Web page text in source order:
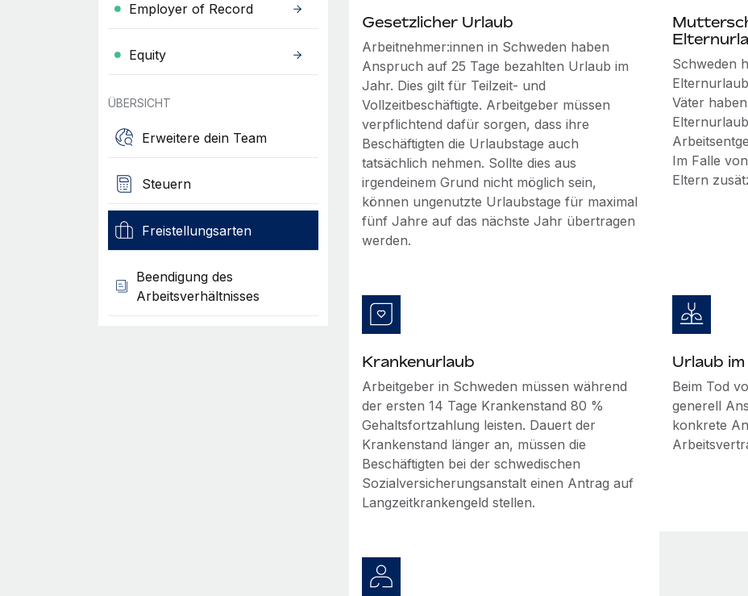
Employer of Record
Equity
ÜBERSICHT
Erweitere dein Team
Steuern
Freistellungsarten
Beendigung des
Arbeitsverhältnisses
Gesetzlicher Urlaub
Arbeitnehmer:innen in Schweden haben
Anspruch auf 25 Tage bezahlten Urlaub im
Jahr. Dies gilt für Teilzeit- und
Vollzeitbeschäftigte. Arbeitgeber müssen
verpflichtend dafür sorgen, dass ihre
Beschäftigten die Urlaubstage auch
tatsächlich nehmen. Sollte dies aus
irgendeinem Grund nicht möglich sein,
können ungenutzte Urlaubstage für maximal
fünf Jahre auf das nächste Jahr übertragen
werden.
Schweden
Väter
Im Falle
Eltern
Krankenurlaub
Arbeitgeber in Schweden müssen während
der ersten 14 Tage Krankenstand 80 %
Gehaltsfortzahlung leisten. Dauert der
Krankenstand länger an, müssen die
Beschäftigten bei der schwedischen
Sozialversicherungsanstalt einen Antrag auf
Langzeitkrankengeld stellen.
Urlaub
Beim Tod
generell
konkrete